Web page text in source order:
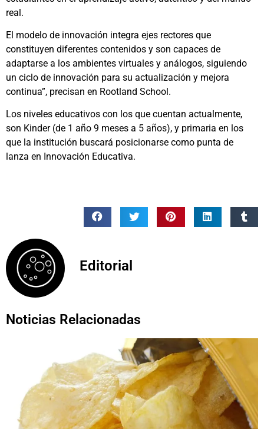
real.
El modelo de innovación integra ejes rectores que
constituyen diferentes contenidos y son capaces de
adaptarse a los ambientes virtuales y análogos, siguiendo
un ciclo de innovación para su actualización y mejora
continua”, precisan en Rootland School.
Los niveles educativos con los que cuentan actualmente,
son Kinder (de 1 año 9 meses a 5 años), y primaria en los
que la institución buscará posicionarse como punta de
lanza en Innovación Educativa.
Editorial
Noticias Relacionadas